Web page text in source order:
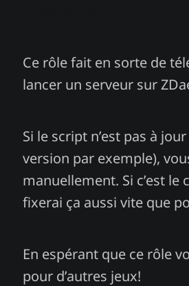
Ce rôle fait en sorte de
lancer un serveur sur
Si le script n’est pas à
version par exemple),
manuellement. Si c’est
fixerai ça aussi vite que
En espérant que ce rôle
pour d’autres jeux!